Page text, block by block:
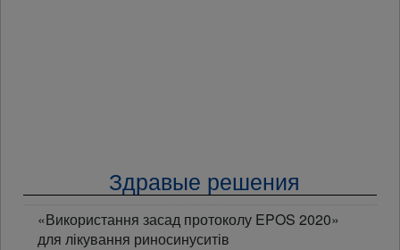
Здравые решения
«Використання засад протоколу EPOS 2020»
для лікування риносинуситів